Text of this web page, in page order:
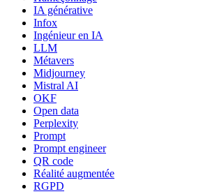
IA générative
Infox
Ingénieur en IA
LLM
Métavers
Midjourney
Mistral AI
OKF
Open data
Perplexity
Prompt
Prompt engineer
QR code
Réalité augmentée
RGPD